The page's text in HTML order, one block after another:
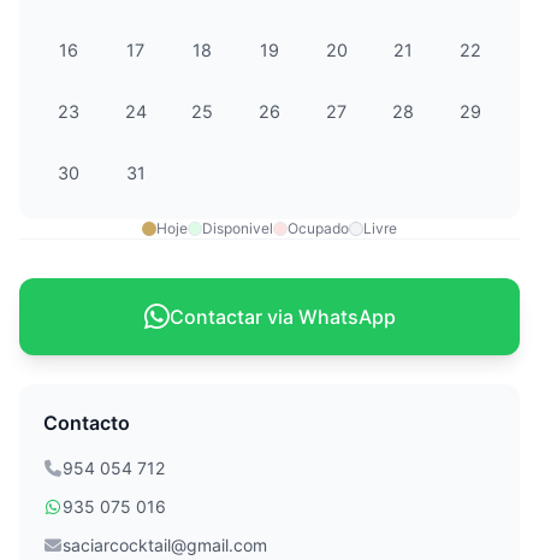
16 17 18 19 20 21 22
23 24 25 26 27 28 29
30 31
Hoje Disponivel Ocupado Livre
Contactar via WhatsApp
Contacto
954 054 712
935 075 016
saciarcocktail@gmail.com